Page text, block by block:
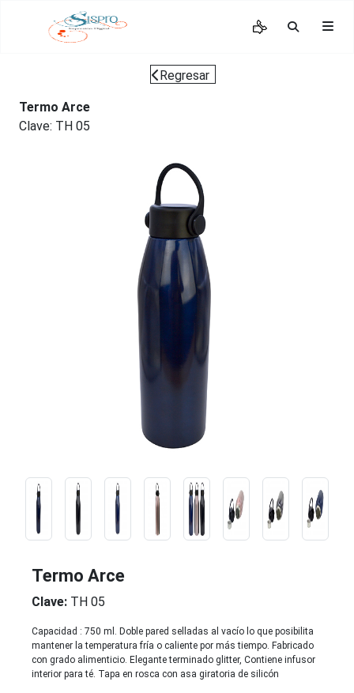
Regresar
Termo Arce
Clave: TH 05
Termo Arce
Clave: TH 05
Capacidad : 750 ml. Doble pared selladas al vacío lo que posibilita
mantener la temperatura fría o caliente por más tiempo. Fabricado
con grado alimenticio. Elegante terminado glitter, Contiene infusor
interior para té. Tapa en rosca con asa giratoria de silicón